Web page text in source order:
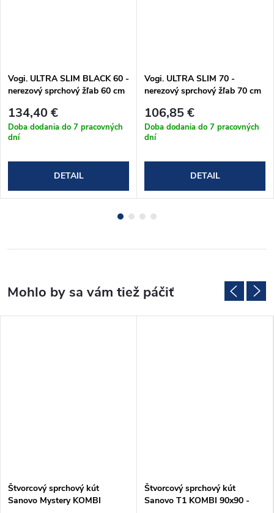
Vogi. ULTRA SLIM BLACK 60 -
nerezový sprchový žľab 60 cm
134,40 €
Doba dodania do 7 pracovných
dní
DETAIL
Vogi. ULTRA SLIM 70 -
nerezový sprchový žľab 70 cm
106,85 €
Doba dodania do 7 pracovných
dní
DETAIL
Štvorcový sprchový kút
Sanovo Mystery KOMBI
Štvorcový sprchový kút
Sanovo T1 KOMBI 90x90 -